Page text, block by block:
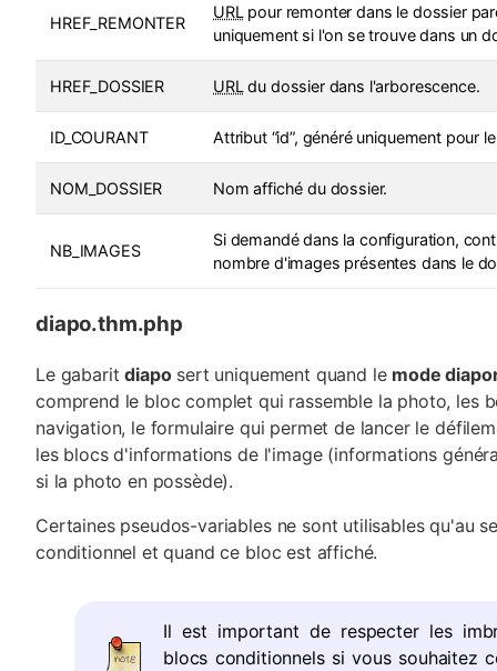
HREF_REMONTER
URL pour remonter dans le dossier
uniquement si l'on se trouve dans un
HREF_DOSSIER URL du dossier dans l'arborescence.
ID_COURANT Attribut “id”, généré uniquement pour
NOM_DOSSIER Nom affiché du dossier.
NB_IMAGES
Si demandé dans la configuration,
nombre d'images présentes dans le
diapo.thm.php
Le gabaritdiaposert uniquement quand le mode
comprend le bloc complet qui rassemble la photo, les
navigation, le formulaire qui permet de lancer le
les blocs d'informations de l'image (informations
si la photo en possède).
Certaines pseudos-variables ne sont utilisables qu'au
conditionnel et quand ce bloc est affiché.
Il est important de respecter les
blocs conditionnels si vous souhaitez